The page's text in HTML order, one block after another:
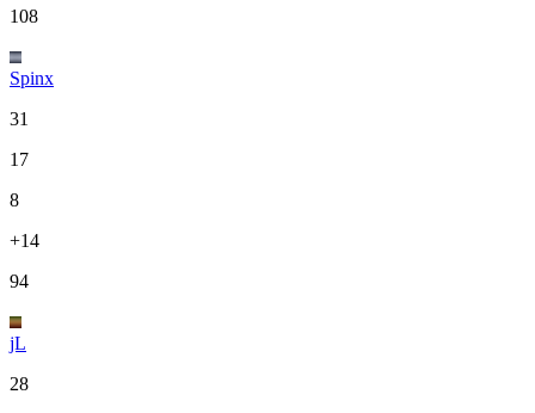
108
Spinx
31
17
8
+14
94
jL
28